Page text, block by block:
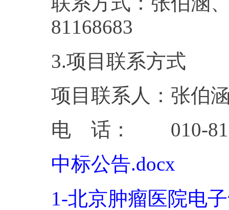
3.项目联系方式
项目联系人：张伯
电 话： 010-
中标公告.docx
1-北京肿瘤医院电